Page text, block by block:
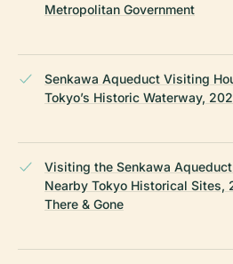
Metropolitan Government
Senkawa Aqueduct Visiting
Tokyo’s Historic Waterway,
Visiting the Senkawa
Nearby Tokyo Historical Sites,
There & Gone